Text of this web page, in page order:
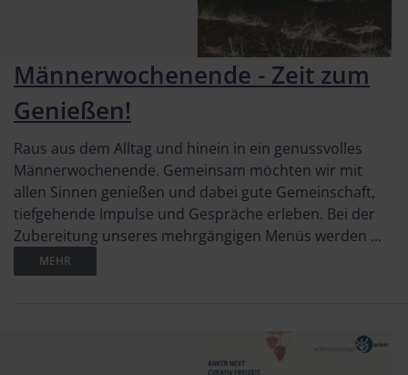
Männerwochenende - Zeit zum
Genießen!
Raus aus dem Alltag und hinein in ein genussvolles
Männerwochenende. Gemeinsam möchten wir mit
allen Sinnen genießen und dabei gute Gemeinschaft,
tiefgehende Impulse und Gespräche erleben. Bei der
Zubereitung unseres mehrgängigen Menüs werden ...
MEHR